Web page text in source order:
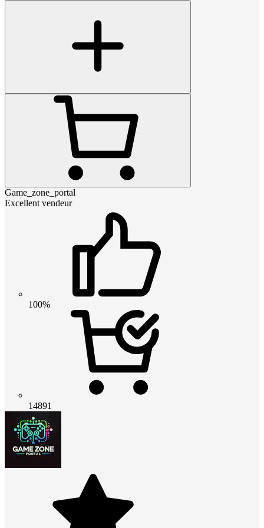
Game_zone_portal
Excellent vendeur
100%
14891